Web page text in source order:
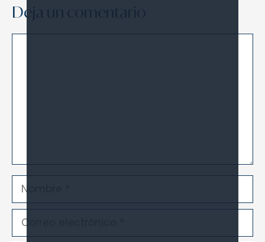
Deja un comentario
Nombre
Correo
electrónico